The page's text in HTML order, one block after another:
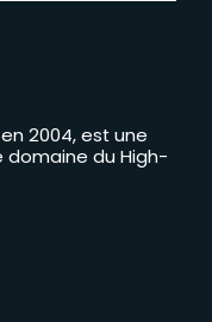
2004, est une
domaine du High-